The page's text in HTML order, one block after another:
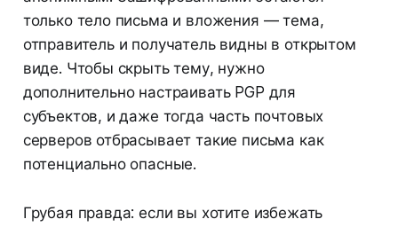
только тело письма и вложения — тема,
отправитель и получатель видны в открытом
виде. Чтобы скрыть тему, нужно
дополнительно настраивать PGP для
субъектов, и даже тогда часть почтовых
серверов отбрасывает такие письма как
потенциально опасные.
Грубая правда: если вы хотите избежать